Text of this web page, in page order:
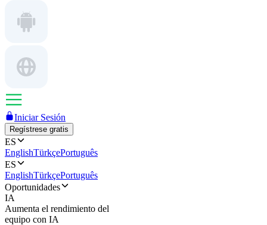
Iniciar Sesión
Regístrese gratis
ES
EnglishTürkçePortuguês
ES
EnglishTürkçePortuguês
Oportunidades
IA
Aumenta el rendimiento del
equipo con IA